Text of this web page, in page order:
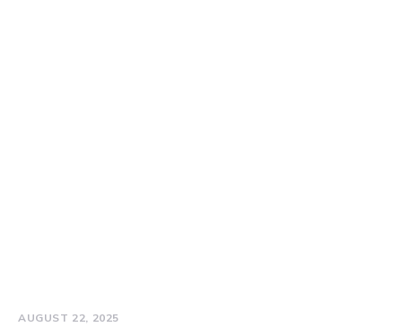
AUGUST 22, 2025